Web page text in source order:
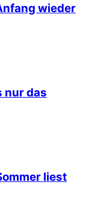
wieder
nur das
liest